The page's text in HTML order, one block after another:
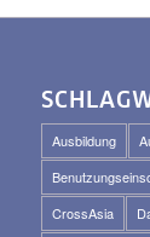
Ausbildung
CrossAsia